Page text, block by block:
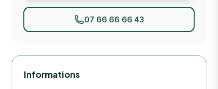
07 66 66 66 43
Informations